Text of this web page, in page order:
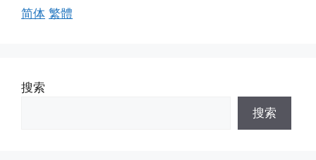
简体 繁體
搜索
搜索